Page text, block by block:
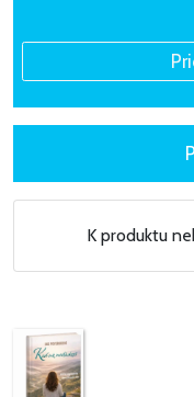
K produktu